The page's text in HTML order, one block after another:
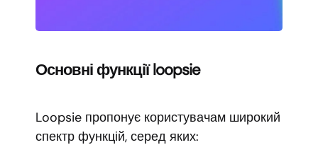
Основні функції loopsie
Loopsie пропонує користувачам широкий
спектр функцій, серед яких: